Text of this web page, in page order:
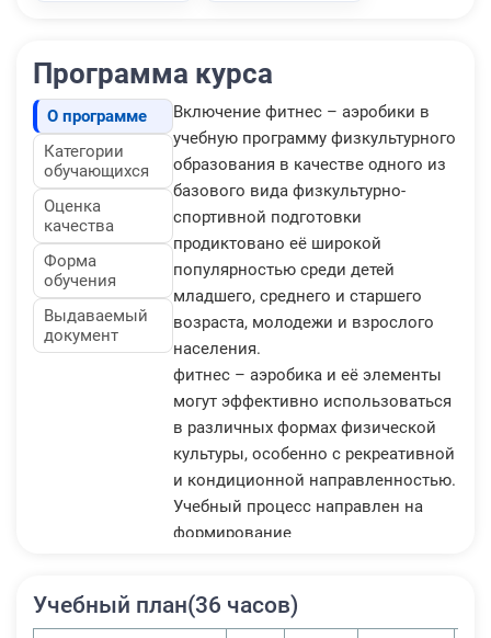
Программа курса
О программе
Категории
обучающихся
Оценка
качества
Форма
обучения
Выдаваемый
документ
Включение фитнес – аэробики в
учебную программу физкультурного
образования в качестве одного из
базового вида физкультурно-
спортивной подготовки
продиктовано её широкой
популярностью среди детей
младшего, среднего и старшего
возраста, молодежи и взрослого
населения.
фитнес – аэробика и её элементы
могут эффективно использоваться
в различных формах физической
культуры, особенно с рекреативной
и кондиционной направленностью.
Учебный процесс направлен на
формирование
физической культурой и спортом,
Учебный план(36 часов)